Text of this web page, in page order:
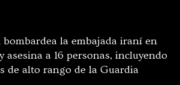
bombardea la embajada iraní en
asesina a 16 personas, incluyendo
de alto rango de la Guardia